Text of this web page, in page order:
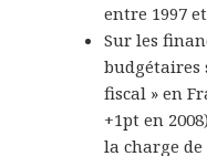
entre 1997
Sur les
budgétaires
fiscal » en
+1pt en
la charge